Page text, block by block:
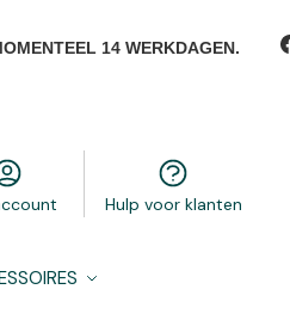
14 WERKDAGEN.
Hulp voor klanten